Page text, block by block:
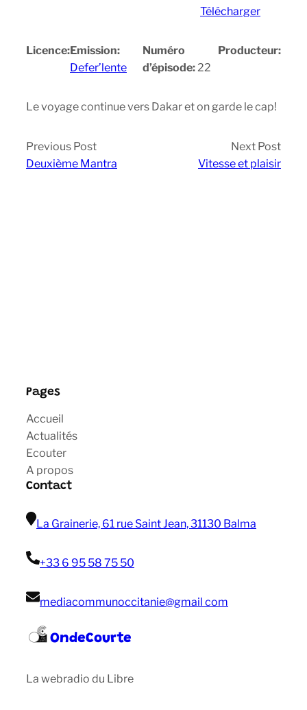
Télécharger
Licence: Emission:
Defer’lente
Numéro
d’épisode:22
Producteur:
Le voyage continue vers Dakar et on garde le cap!
Previous Post
Deuxième Mantra
Next Post
Vitesse et plaisir
Pages
Accueil
Actualités
Ecouter
A propos
Contact
La Grainerie, 61 rue Saint Jean, 31130 Balma
+33 6 95 58 75 50
mediacommunoccitanie@gmail com
OndeCourte
La webradio du Libre